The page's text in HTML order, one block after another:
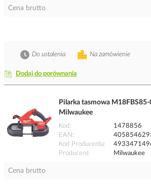
Cena brutto
Dodaj do porównania
Na zamówienie
Do ustalenia
Pilarka tasmowa
Milwaukee
Kod
1478856
EAN
Kod Producenta
Producent
Milwaukee
Cena brutto